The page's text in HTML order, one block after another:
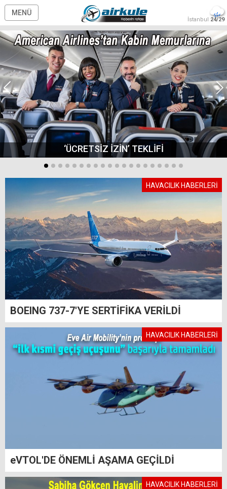
MENÜ
İstanbul 24/29
‘ÜCRETSİZ İZİN’ TEKLİFİ
HAVACILIK HABERLERİ
BOEING 737-7'YE SERTİFİKA VERİLDİ
HAVACILIK HABERLERİ
eVTOL'DE ÖNEMLİ AŞAMA GEÇİLDİ
HAVACILIK HABERLERİ